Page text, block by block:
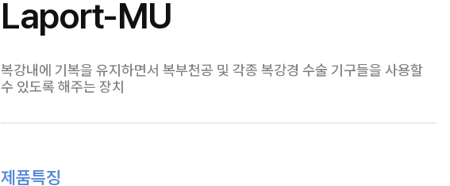
Laport-MU
복강내에 기복을 유지하면서 복부천공 및 각종 복강경 수술 기구들을 사용할
수 있도록 해주는 장치
제품특징